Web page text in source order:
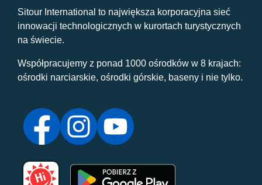
Sitour International to największa korporacyjna sieć
innowacji technologicznych w kurortach turystycznych
na świecie.
Współpracujemy z ponad 1000 ośrodków w 8 krajach:
ośrodki narciarskie, ośrodki górskie, baseny i nie tylko.